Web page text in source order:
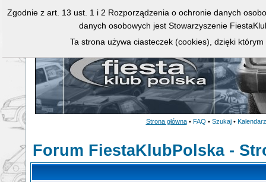
Strona główna • FAQ • Szukaj • Kalendarz
Forum FiestaKlubPolska -
Zgodnie z art. 13 ust. 1 i 2 Rozporządzenia o ochronie danych
danych osobowych jest Stowarzyszenie
Ta strona używa ciasteczek (cookies), dzięki